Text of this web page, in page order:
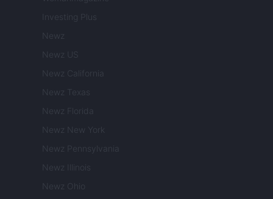
Investing Plus
Newz
Newz US
Newz California
Newz Texas
Newz Florida
Newz New York
Newz Pennsylvania
Newz Illinois
Newz Ohio